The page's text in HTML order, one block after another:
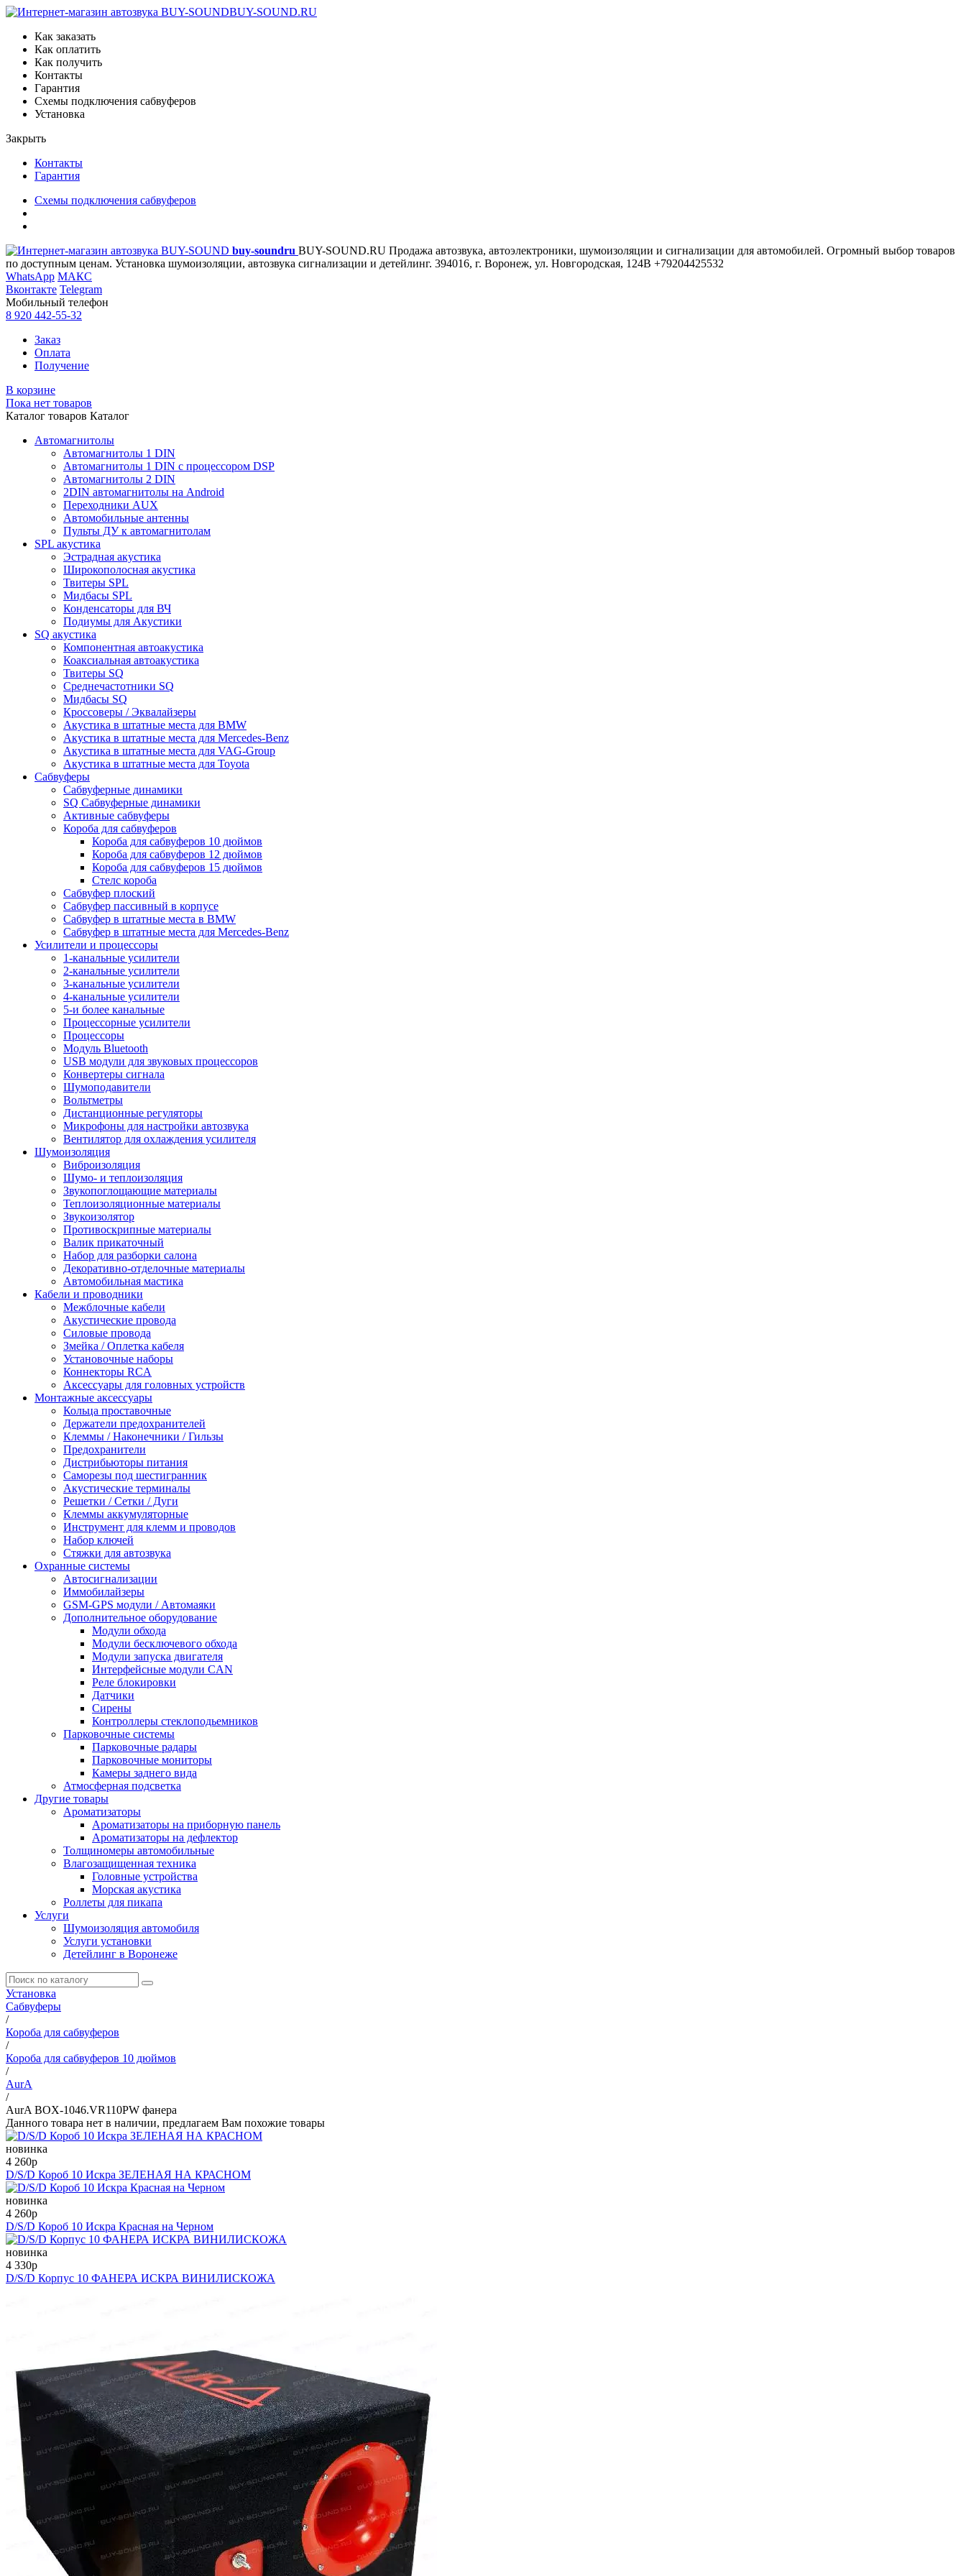
BUY-SOUND.RU
Как заказать
Как оплатить
Как получить
Контакты
Гарантия
Схемы подключения сабвуферов
Установка
Закрыть
Контакты
Гарантия
Схемы подключения сабвуферов
buy-soundru BUY-SOUND.RU Продажа автозвука, автоэлектроники, шумоизоляции и сигнализации для автомобилей. Огромный выбор товаров
по доступным ценам. Установка шумоизоляции, автозвука сигнализации и детейлинг. 394016, г. Воронеж, ул. Новгородская, 124В +79204425532
WhatsApp МАКС
Вконтакте Telegram
Мобильный телефон
8 920 442-55-32
Заказ
Оплата
Получение
В корзине
Пока нет товаров
Каталог товаров Каталог
Автомагнитолы
Автомагнитолы 1 DIN
Автомагнитолы 1 DIN с процессором DSP
Автомагнитолы 2 DIN
2DIN автомагнитолы на Android
Переходники AUX
Автомобильные антенны
Пульты ДУ к автомагнитолам
SPL акустика
Эстрадная акустика
Широкополосная акустика
Твитеры SPL
Мидбасы SPL
Конденсаторы для ВЧ
Подиумы для Акустики
SQ акустика
Компонентная автоакустика
Коаксиальная автоакустика
Твитеры SQ
Среднечастотники SQ
Мидбасы SQ
Кроссоверы / Эквалайзеры
Акустика в штатные места для BMW
Акустика в штатные места для Mercedes-Benz
Акустика в штатные места для VAG-Group
Акустика в штатные места для Toyota
Сабвуферы
Сабвуферные динамики
SQ Сабвуферные динамики
Активные сабвуферы
Короба для сабвуферов
Короба для сабвуферов 10 дюймов
Короба для сабвуферов 12 дюймов
Короба для сабвуферов 15 дюймов
Стелс короба
Cабвуфер плоский
Сабвуфер пассивный в корпусе
Сабвуфер в штатные места в BMW
Сабвуфер в штатные места для Mercedes-Benz
Усилители и процессоры
1-канальные усилители
2-канальные усилители
3-канальные усилители
4-канальные усилители
5-и более канальные
Процессорные усилители
Процессоры
Модуль Bluetooth
USB модули для звуковых процессоров
Конвертеры сигнала
Шумоподавители
Вольтметры
Дистанционные регуляторы
Микрофоны для настройки автозвука
Вентилятор для охлаждения усилителя
Шумоизоляция
Виброизоляция
Шумо- и теплоизоляция
Звукопоглощающие материалы
Теплоизоляционные материалы
Звукоизолятор
Противоскрипные материалы
Валик прикаточный
Набор для разборки салона
Декоративно-отделочные материалы
Автомобильная мастика
Кабели и проводники
Межблочные кабели
Акустические провода
Силовые провода
Змейка / Оплетка кабеля
Установочные наборы
Коннекторы RCA
Аксессуары для головных устройств
Монтажные аксессуары
Кольца проставочные
Держатели предохранителей
Клеммы / Наконечники / Гильзы
Предохранители
Дистрибьюторы питания
Саморезы под шестигранник
Акустические терминалы
Решетки / Сетки / Дуги
Клеммы аккумуляторные
Инструмент для клемм и проводов
Набор ключей
Стяжки для автозвука
Охранные системы
Автосигнализации
Иммобилайзеры
GSM-GPS модули / Автомаяки
Дополнительное оборудование
Модули обхода
Модули бесключевого обхода
Модули запуска двигателя
Интерфейсные модули CAN
Реле блокировки
Датчики
Сирены
Контроллеры стеклоподьемников
Парковочные системы
Парковочные радары
Парковочные мониторы
Камеры заднего вида
Атмосферная подсветка
Другие товары
Ароматизаторы
Ароматизаторы на приборную панель
Ароматизаторы на дефлектор
Толщиномеры автомобильные
Влагозащищенная техника
Головные устройства
Морская акустика
Роллеты для пикапа
Услуги
Шумоизоляция автомобиля
Услуги установки
Детейлинг в Воронеже
Установка
Сабвуферы
/
Короба для сабвуферов
/
Короба для сабвуферов 10 дюймов
/
AurA
/
AurA BOX-1046.VR110PW фанера
Данного товара нет в наличии, предлагаем Вам похожие товары
новинка
4 260p
D/S/D Короб 10 Искра ЗЕЛЕНАЯ НА КРАСНОМ
новинка
4 260p
D/S/D Короб 10 Искра Красная на Черном
новинка
4 330p
D/S/D Корпус 10 ФАНЕРА ИСКРА ВИНИЛИСКОЖА